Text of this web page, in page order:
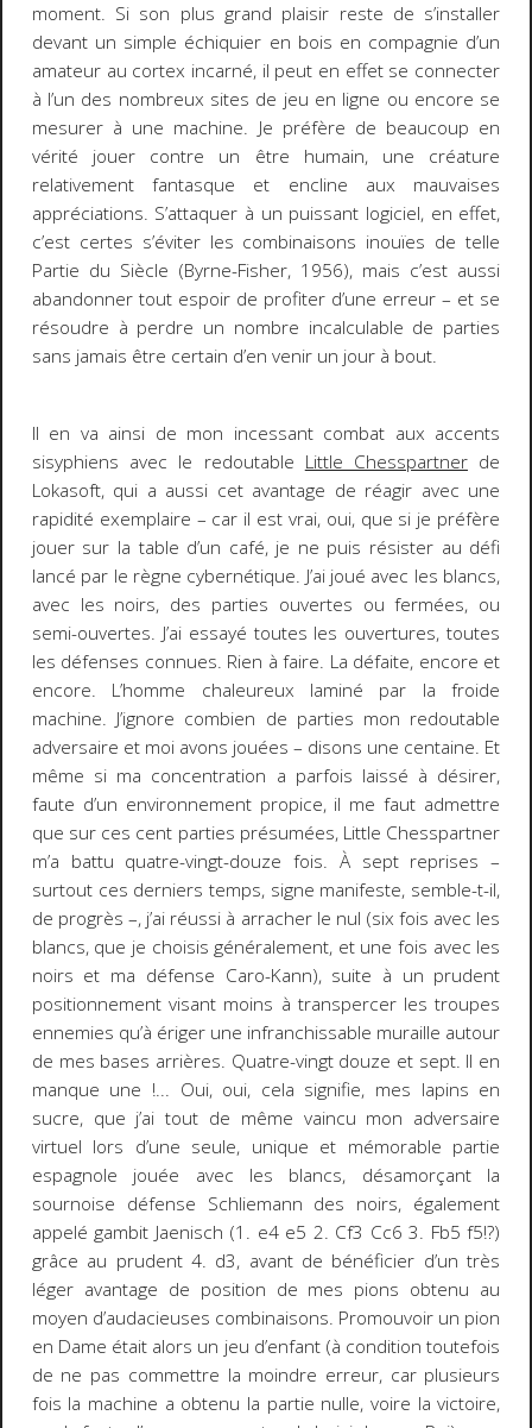
moment. Si son plus grand plaisir reste de s’installer
devant un simple échiquier en bois en compagnie d’un
amateur au cortex incarné, il peut en effet se connecter
à l’un des nombreux sites de jeu en ligne ou encore se
mesurer à une machine. Je préfère de beaucoup en
vérité jouer contre un être humain, une créature
relativement fantasque et encline aux mauvaises
appréciations. S’attaquer à un puissant logiciel, en effet,
c’est certes s’éviter les combinaisons inouïes de telle
Partie du Siècle (Byrne-Fisher, 1956), mais c’est aussi
abandonner tout espoir de profiter d’une erreur – et se
résoudre à perdre un nombre incalculable de parties
sans jamais être certain d’en venir un jour à bout.
Il en va ainsi de mon incessant combat aux accents
sisyphiens avec le redoutable Little Chesspartnerde
Lokasoft, qui a aussi cet avantage de réagir avec une
rapidité exemplaire – car il est vrai, oui, que si je préfère
jouer sur la table d’un café, je ne puis résister au défi
lancé par le règne cybernétique. J’ai joué avec les blancs,
avec les noirs, des parties ouvertes ou fermées, ou
semi-ouvertes. J’ai essayé toutes les ouvertures, toutes
les défenses connues. Rien à faire. La défaite, encore et
encore. L’homme chaleureux laminé par la froide
machine. J’ignore combien de parties mon redoutable
adversaire et moi avons jouées – disons une centaine. Et
même si ma concentration a parfois laissé à désirer,
faute d’un environnement propice, il me faut admettre
que sur ces cent parties présumées, Little Chesspartner
m’a battu quatre-vingt-douze fois. À sept reprises –
surtout ces derniers temps, signe manifeste, semble-t-il,
de progrès –, j’ai réussi à arracher le nul (six fois avec les
blancs, que je choisis généralement, et une fois avec les
noirs et ma défense Caro-Kann), suite à un prudent
positionnement visant moins à transpercer les troupes
ennemies qu’à ériger une infranchissable muraille autour
de mes bases arrières. Quatre-vingt douze et sept. Il en
manque une !... Oui, oui, cela signifie, mes lapins en
sucre, que j’ai tout de même vaincu mon adversaire
virtuel lors d’une seule, unique et mémorable partie
espagnole jouée avec les blancs, désamorçant la
sournoise défense Schliemann des noirs, également
appelé gambit Jaenisch (1. e4 e5 2. Cf3 Cc6 3. Fb5f5!?)
grâce au prudent 4. d3, avant de bénéficier d’un très
léger avantage de position de mes pions obtenu au
moyen d’audacieuses combinaisons. Promouvoir un pion
en Dame était alors un jeu d’enfant (à condition toutefois
de ne pas commettre la moindre erreur, car plusieurs
fois la machine a obtenu la partie nulle, voire la victoire,